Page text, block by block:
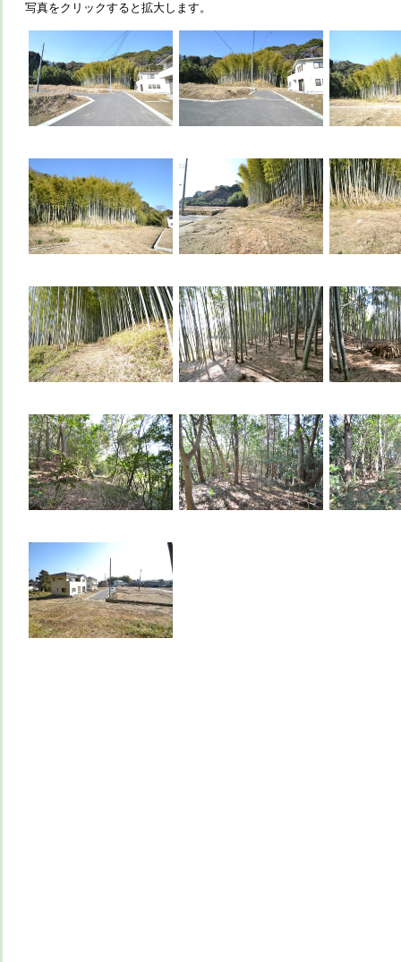
写真をクリックすると拡大します。